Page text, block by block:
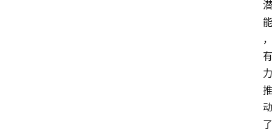
潜
能
，
有
力
推
动
了